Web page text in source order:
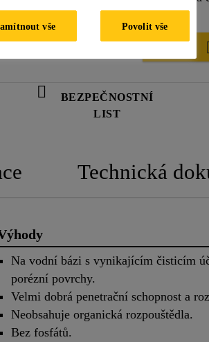
aktivních látek, < 5% fosfonátů.
BEZPEČNOSTNÍ
LIST
Technická
Na vodní bázi s vynikajícím čisticím
porézní povrchy.
Velmi dobrá penetrační schopnost a
Neobsahuje organická rozpouštědla.
Bez fosfátů.
vše Povolit vše